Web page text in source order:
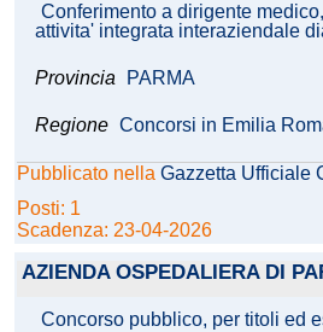
Conferimento a dirigente
attivita' integrata interaziendale
Provincia PARMA
Regione Concorsi in Emilia
Pubblicato nella Gazzetta Ufficiale
Posti: 1
Scadenza: 23-04-2026
AZIENDA OSPEDALIERA DI
Concorso pubblico, per titoli ed